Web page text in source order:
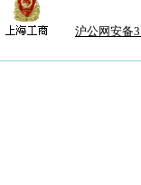
沪公网安备